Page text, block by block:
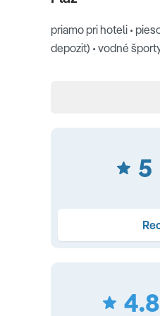
priamo pri hoteli •
depozit) • vodné
klimatizácia • Wi-Fi
poplatok) • balkón
(26
Štúdio(31-35 m²,
Možnosť ubytovať
5
4.8